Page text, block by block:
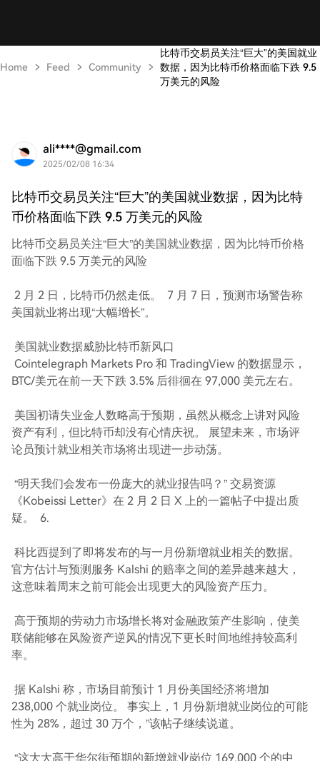
Home Feed Community
比特币交易员关注“巨大”的美国就业
数据，因为比特币价格面临下跌 9.5
万美元的风险
ali****@gmail.com
2025/02/08 16:34
比特币交易员关注“巨大”的美国就业数据，因为比特
币价格面临下跌 9.5 万美元的风险
比特币交易员关注“巨大”的美国就业数据，因为比特币价格
面临下跌 9.5 万美元的风险
2 月 2 日，比特币仍然走低。 7 月 7 日，预测市场警告称
美国就业将出现“大幅增长”。
美国就业数据威胁比特币新风口
Cointelegraph Markets Pro 和 TradingView 的数据显示，
BTC/美元在前一天下跌 3.5% 后徘徊在 97,000 美元左右。
美国初请失业金人数略高于预期，虽然从概念上讲对风险
资产有利，但比特币却没有心情庆祝。 展望未来，市场评
论员预计就业相关市场将出现进一步动荡。
“明天我们会发布一份庞大的就业报告吗？” 交易资源
《Kobeissi Letter》在 2 月 2 日 X 上的一篇帖子中提出质
疑。 6.
科比西提到了即将发布的与一月份新增就业相关的数据。
官方估计与预测服务 Kalshi 的赔率之间的差异越来越大，
这意味着周末之前可能会出现更大的风险资产压力。
高于预期的劳动力市场增长将对金融政策产生影响，使美
联储能够在风险资产逆风的情况下更长时间地维持较高利
率。
据 Kalshi 称，市场目前预计 1 月份美国经济将增加
238,000 个就业岗位。 事实上，1 月份新增就业岗位的可能
性为 28%，超过 30 万个，”该帖子继续说道。
“这大大高于华尔街预期的新增就业岗位 169,000 个的中